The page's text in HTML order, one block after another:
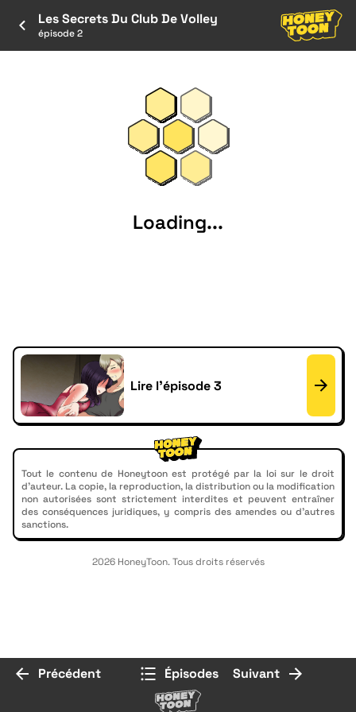
Les Secrets Du Club De Volley
épisode 2
Loading...
Lire l'épisode 3
Tout le contenu de Honeytoon est protégé par la loi sur le droit
d'auteur. La copie, la reproduction, la distribution ou la modification
non autorisées sont strictement interdites et peuvent entraîner
des conséquences juridiques, y compris des amendes ou d'autres
sanctions.
2026 HoneyToon. Tous droits réservés
Précédent Épisodes Suivant